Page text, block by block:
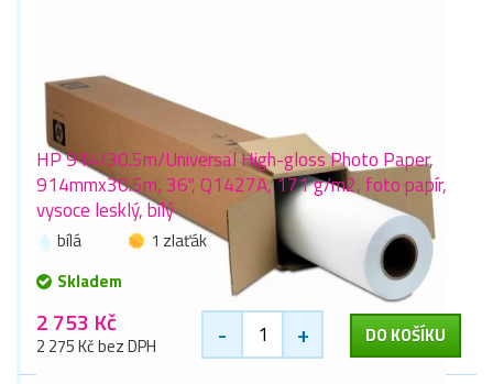
HP 914/30.5m/Universal High-gloss Photo Paper,
914mmx30.5m, 36", Q1427A, 171 g/m2, foto papír,
vysoce lesklý, bílý
bílá
1 zlaťák
Skladem
2 753 Kč
2 275 Kč bez DPH - + DO KOŠÍKU